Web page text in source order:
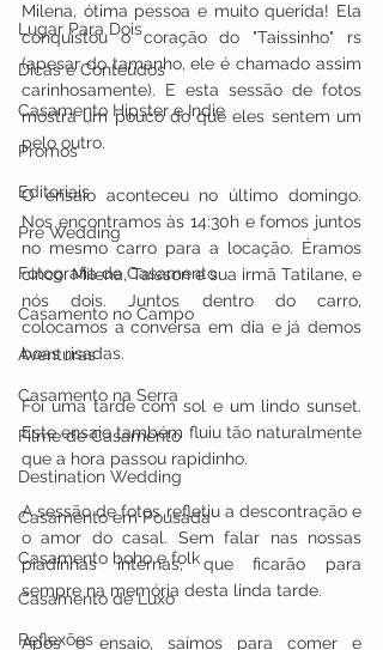
Lugar Para Dois
Dicas e Conteúdos
Casamento Hipster e Indie
Promos
Editoriais
Pre Wedding
Fotografia de Casamento
Casamento no Campo
Aventuras
Casamento na Serra
Filme de Casamento
Destination Wedding
Casamento em Pousada
Casamento boho e folk
Casamento de Luxo
Reflexões
Milena, ótima pessoa e muito querida! Ela
conquistou o coração do "Taissinho" rs
(apesar do tamanho, ele é chamado assim
carinhosamente). E esta sessão de fotos
mostra um pouco do que eles sentem um
pelo outro.
O ensaio aconteceu no último domingo.
Nos encontramos às 14:30h e fomos juntos
no mesmo carro para a locação. Éramos
cinco. Milena, Taisson e sua irmã Tatilane, e
nós dois. Juntos dentro do carro,
colocamos a conversa em dia e já demos
boas risadas.
Foi uma tarde com sol e um lindo sunset.
Este ensaio também fluiu tão naturalmente
que a hora passou rapidinho.
A sessão de fotos refletiu a descontração e
o amor do casal. Sem falar nas nossas
piadinhas internas, que ficarão para
sempre na memória desta linda tarde.
Após o ensaio, saímos para comer e